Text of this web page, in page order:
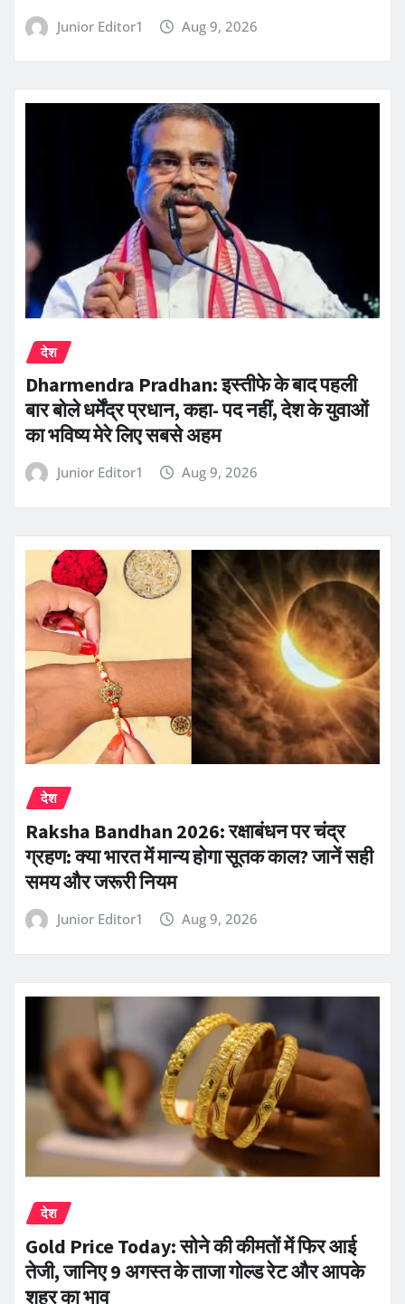
Junior Editor1 Aug 9, 2026
देश
Dharmendra Pradhan: इस्तीफे के बाद पहली
बार बोले धर्मेंद्र प्रधान, कहा- पद नहीं, देश के युवाओं
का भविष्य मेरे लिए सबसे अहम
Junior Editor1 Aug 9, 2026
देश
Raksha Bandhan 2026: रक्षाबंधन पर चंद्र
ग्रहण: क्या भारत में मान्य होगा सूतक काल? जानें सही
समय और जरूरी नियम
Junior Editor1 Aug 9, 2026
देश
Gold Price Today: सोने की कीमतों में फिर आई
तेजी, जानिए 9 अगस्त के ताजा गोल्ड रेट और आपके
शहर का भाव